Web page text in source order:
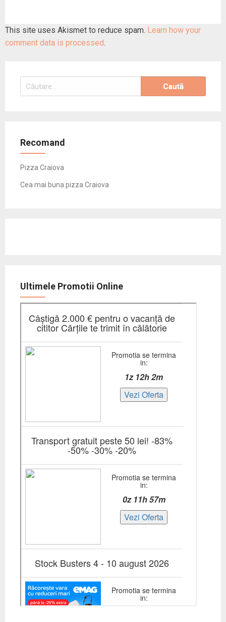
This site uses Akismet to reduce spam. Learn how your
comment data is processed.
Caută
după:
Recomand
Pizza Craiova
Cea mai buna pizza Craiova
Ultimele Promotii Online